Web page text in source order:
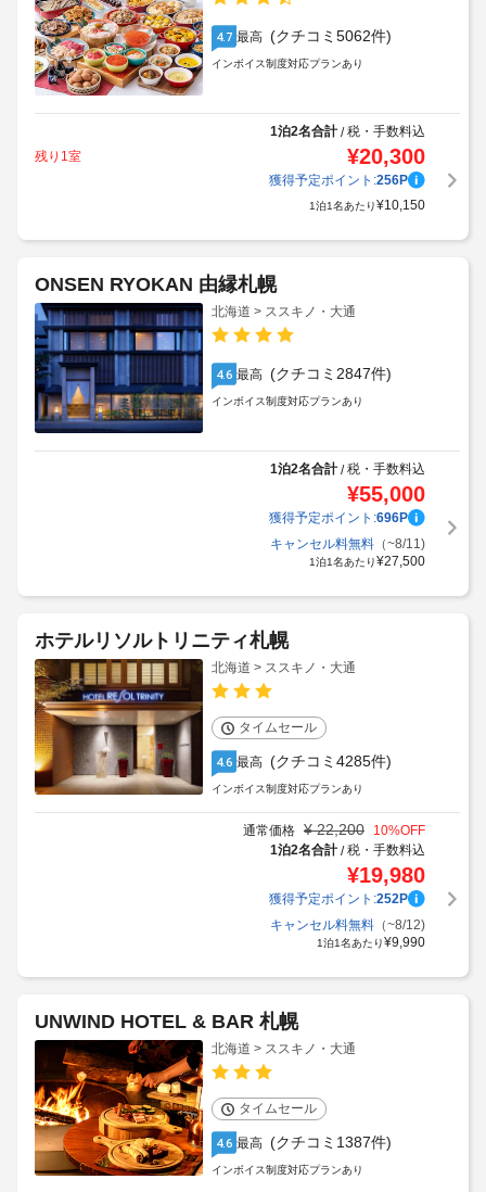
4.7 最高 (クチコミ5062件)
インボイス制度対応プランあり
1泊2名合計/税・手数料込
残り1室
¥20,300
獲得予定ポイント:256P
1泊1名あたり¥10,150
ONSEN RYOKAN 由縁札幌
北海道 > ススキノ・大通
4.6 最高 (クチコミ2847件)
インボイス制度対応プランあり
1泊2名合計/税・手数料込
¥55,000
獲得予定ポイント:696P
キャンセル料無料（~8/11)
1泊1名あたり¥27,500
ホテルリソルトリニティ札幌
北海道 > ススキノ・大通
タイムセール
4.6 最高 (クチコミ4285件)
インボイス制度対応プランあり
通常価格 ¥ 22,200 10%OFF
1泊2名合計/税・手数料込
¥19,980
獲得予定ポイント:252P
キャンセル料無料（~8/12)
1泊1名あたり¥9,990
UNWIND HOTEL & BAR 札幌
北海道 > ススキノ・大通
タイムセール
4.6 最高 (クチコミ1387件)
インボイス制度対応プランあり